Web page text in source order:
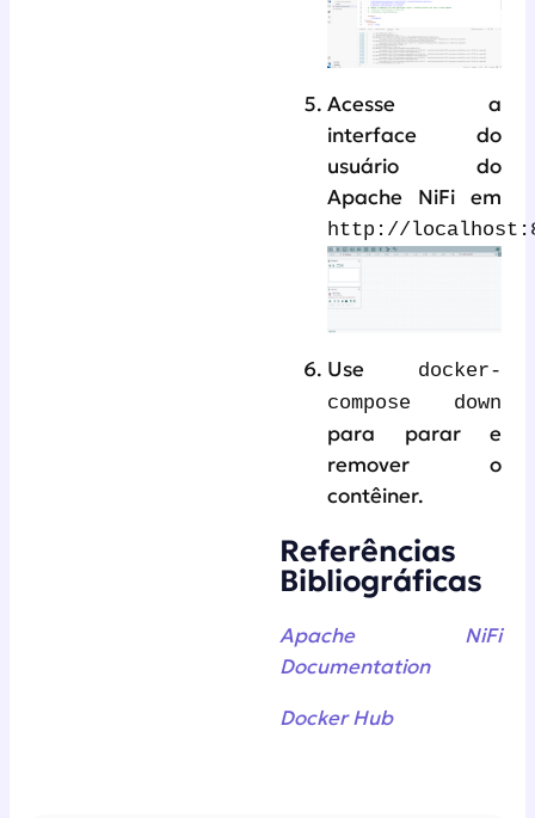
Acesse a
interface do
usuário do
Apache NiFi em
http://
Use
docker-
compose down
para parar e
remover o
contêiner.
Referências
Bibliográficas
Apache NiFi
Documentation
Docker Hub